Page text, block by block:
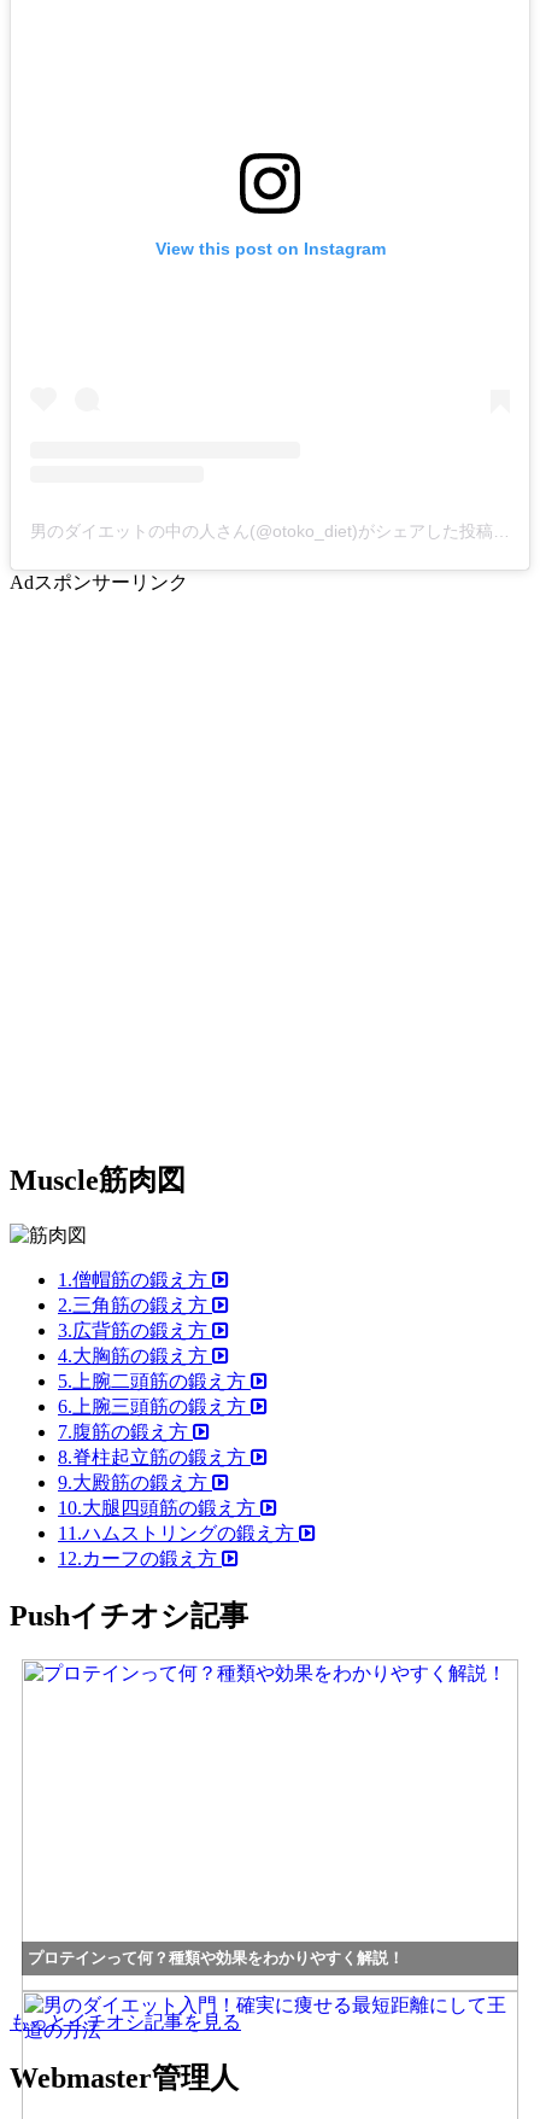
View this post on Instagram
Adスポンサーリンク
Muscle筋肉図
1.僧帽筋の鍛え方
2.三角筋の鍛え方
3.広背筋の鍛え方
4.大胸筋の鍛え方
5.上腕二頭筋の鍛え方
6.上腕三頭筋の鍛え方
7.腹筋の鍛え方
8.脊柱起立筋の鍛え方
9.大殿筋の鍛え方
10.大腿四頭筋の鍛え方
11.ハムストリングの鍛え方
12.カーフの鍛え方
Pushイチオシ記事
プロテインって何？種類や効果をわかりやすく解説！
もっとイチオシ記事を見る
Webmaster管理人